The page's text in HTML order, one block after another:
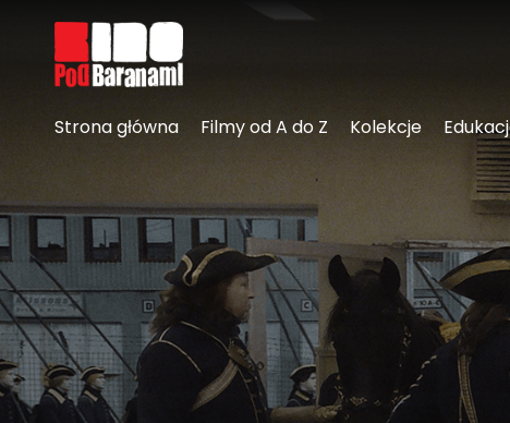
Linki ułatwień dostępu
Strona główna Filmy od A do Z Kolekcje